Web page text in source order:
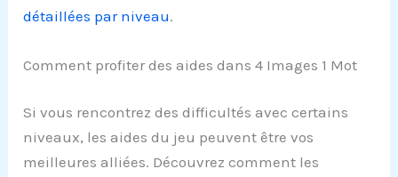
détaillées par niveau.
Comment profiter des aides dans 4 Images 1 Mot
Si vous rencontrez des difficultés avec certains
niveaux, les aides du jeu peuvent être vos
meilleures alliées. Découvrez comment les